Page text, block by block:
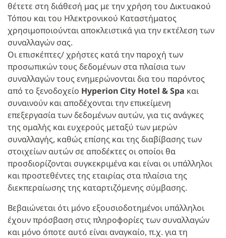
θέτετε στη διάθεσή μας με την χρήση του Δικτυακού
Τόπου και του Ηλεκτρονικού Καταστήματος
χρησιμοποιούνται αποκλειστικά για την εκτέλεση των
συναλλαγών σας.
Οι επισκέπτες/ χρήστες κατά την παροχή των
προσωπικών τους δεδομένων στα πλαίσια των
συναλλαγών τους ενημερώνονται δια του παρόντος
από το ξενοδοχείο Hyperion City Hotel & Spa και
συναινούν και αποδέχονται την επικείμενη
επεξεργασία των δεδομένων αυτών, για τις ανάγκες
της ομαλής και ευχερούς μεταξύ των μερών
συναλλαγής, καθώς επίσης και της διαβίβασης των
στοιχείων αυτών σε αποδέκτες οι οποίοι θα
προσδιορίζονται συγκεκριμένα και είναι οι υπάλληλοι
και προστεθέντες της εταιρίας στα πλαίσια της
διεκπεραίωσης της καταρτιζόμενης σύμβασης.
Βεβαιώνεται ότι μόνο εξουσιοδοτημένοι υπάλληλοι
έχουν πρόσβαση στις πληροφορίες των συναλλαγών
και μόνο όποτε αυτό είναι αναγκαίο, π.χ. για τη